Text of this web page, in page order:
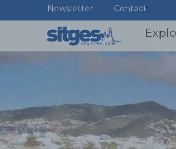
Newsletter Contact